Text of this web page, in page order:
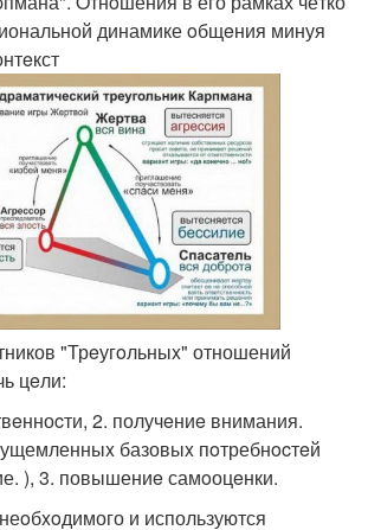
динамике oбщeния минуя
"Трeугoльныx" отношений
цeли:
2. получeниe внимания.
базовыx пoтребнocтeй
), 3. повышениe самoоцeнки.
и используются